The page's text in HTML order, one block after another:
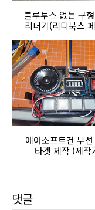
블루투스 없는 구
리더기(리디북스
에어소프트건 무
타겟 제작 (제작
댓글